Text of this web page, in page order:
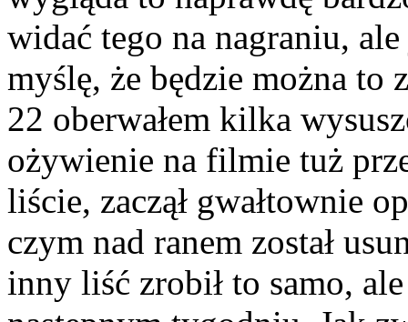
widać tego na nagraniu,
myślę, że będzie można to
22 oberwałem kilka
ożywienie na filmie tuż
liście, zaczął gwałtownie
czym nad ranem został
inny liść zrobił to samo,